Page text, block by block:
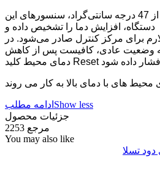
با افزایش دما به بیش از 47 درجه سانتی‌گراد، سنسورهای این
دستگاه، افزایش دما را تشخیص داده و LED ها به صورت ثابت
برای مرکز کنترل صادر می‌شود. در
وضعیت عادی، کافیست پس از کاهش
ادامه مطلب Show less
جزئیات محصول
مرجع 2253
You may also like